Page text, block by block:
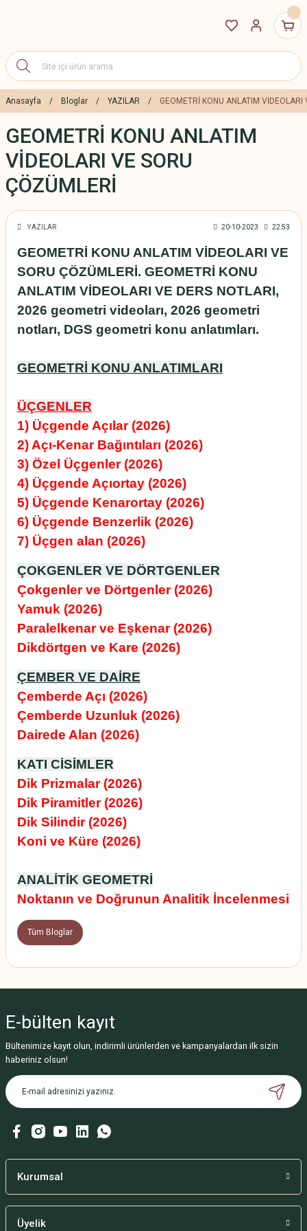
Anasayfa Bloglar YAZILAR GEOMETRİ KONU ANLATIM VİDEOLARI
GEOMETRİ KONU ANLATIM
VİDEOLARI VE SORU
ÇÖZÜMLERİ
YAZILAR 20-10-2023 22:53
GEOMETRİ KONU ANLATIM VİDEOLARI VE
SORU ÇÖZÜMLERİ. GEOMETRİ KONU
ANLATIM VİDEOLARI VE DERS NOTLARI,
2026 geometri videoları, 2026 geometri
notları, DGS geometri konu anlatımları.
GEOMETRİ KONU ANLATIMLARI
ÜÇGENLER
1) Üçgende Açılar (2026)
2) Açı-Kenar Bağıntıları (2026)
3) Özel Üçgenler (2026)
4) Üçgende Açıortay (2026)
5) Üçgende Kenarortay (2026)
6) Üçgende Benzerlik (2026)
7) Üçgen alan (2026)
ÇOKGENLER VE DÖRTGENLER
Çokgenler ve Dörtgenler (2026)
Yamuk (2026)
Paralelkenar ve Eşkenar (2026)
Dikdörtgen ve Kare (2026)
ÇEMBER VE DAİRE
Çemberde Açı (2026)
Çemberde Uzunluk (2026)
Dairede Alan (2026)
KATI CİSİMLER
Dik Prizmalar (2026)
Dik Piramitler (2026)
Dik Silindir (2026)
Koni ve Küre (2026)
ANALİTİK GEOMETRİ
Noktanın ve Doğrunun Analitik İncelenmesi
Tüm Bloglar
E-bülten kayıt
Bültenimize kayıt olun, indirimli ürünlerden ve kampanyalardan ilk sizin
haberiniz olsun!
Kurumsal
Üyelik